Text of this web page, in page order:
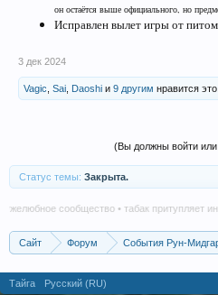
он остаётся выше официального, но
Исправлен вылет игры от
3 дек 2024
Vagic Sai Daoshi и 9 другим нравится это.
(Вы должны войти или
Статус темы: Закрыта.
сообщество • табак притупляет
Сайт Форум События Рун-
Тайга Русский (RU)